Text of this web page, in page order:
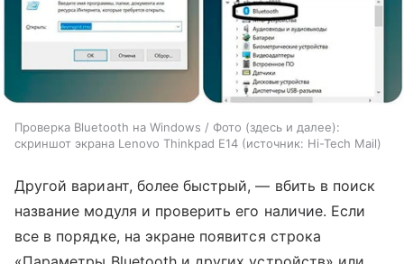
Проверка Bluetooth на Windows / Фото (здесь и далее):
скриншот экрана Lenovo Thinkpad E14
источник: Hi-Tech Mail
Другой вариант, более быстрый, — вбить в поиск
название модуля и проверить его наличие. Если
все в порядке, на экране появится строка